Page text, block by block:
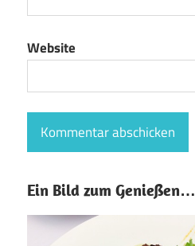
Website
Ein Bild zum Genießen…